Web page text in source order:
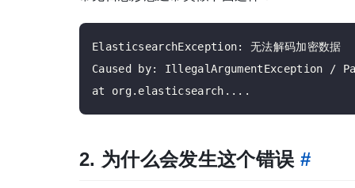
ElasticsearchException: 无法解码加密数据
Caused by: IllegalArgumentException /
2. 为什么会发生这个错误 #